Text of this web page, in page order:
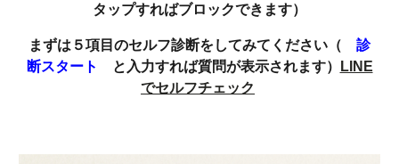
タップすればブロックできます）
まずは５項目のセルフ診断をしてみてください（ 診
断スタート
と入力すれば質問が表示されます）
LINE
でセルフチェック